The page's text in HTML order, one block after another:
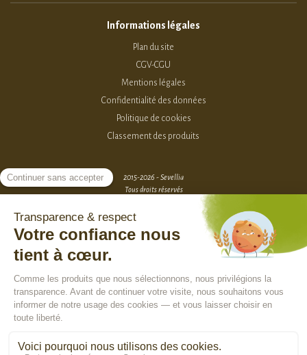
Informations légales
Plan du site
CGV-CGU
Mentions légales
Confidentialité des données
Politique de cookies
Classement des produits
2015-2026 - Sevellia
Tous droits réservés
ACCÈS VENDEURS
CONTACTEZ-NOUS
SE CONNECTER